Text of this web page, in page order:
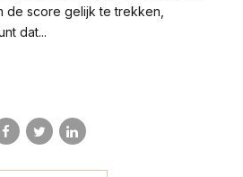
de score gelijk te trekken,
dat...